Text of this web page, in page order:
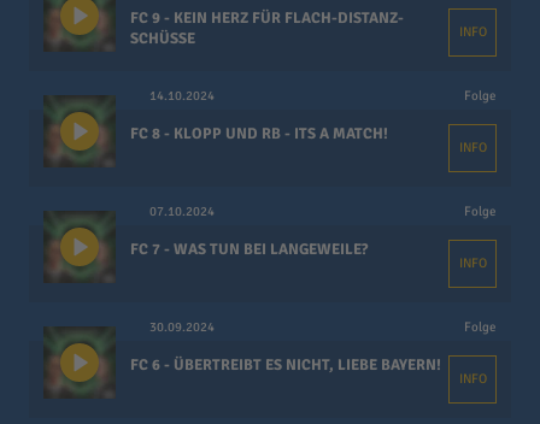
FC 9 - KEIN HERZ FÜR FLACH-DISTANZ-
SCHÜSSE
INFO
14.10.2024 Folge
FC 8 - KLOPP UND RB - ITS A MATCH!
INFO
07.10.2024 Folge
FC 7 - WAS TUN BEI LANGEWEILE?
INFO
30.09.2024 Folge
FC 6 - ÜBERTREIBT ES NICHT, LIEBE BAYERN!
INFO